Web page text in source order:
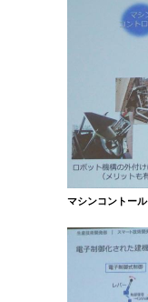
マシンコントール